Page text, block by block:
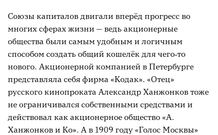
Союзы капиталов двигали вперёд прогресс во
многих сферах жизни — ведь акционерные
общества были самым удобным и логичным
способом создать общий кошелёк для чего‑то
нового. Акционерной компанией в Петербурге
представляла себя фирма «Кодак». «Отец»
русского кинопроката Александр Ханжонков тоже
не ограничивался собственными средствами и
действовал как акционерное общество «А.
Ханжонков и Ко». А в 1909 году «Голос Москвы»